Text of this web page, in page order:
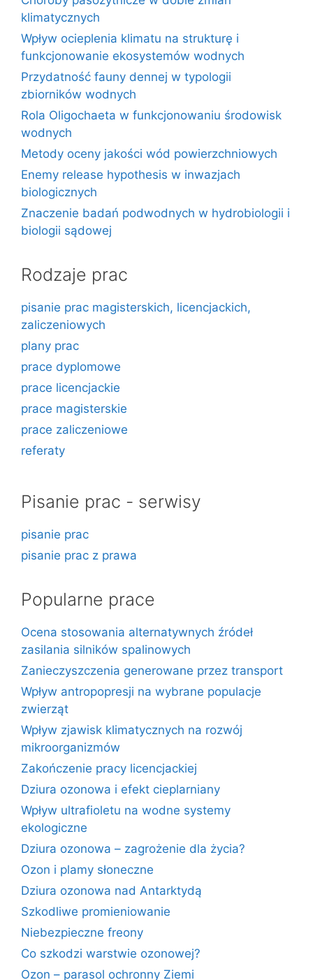
klimatycznych
Wpływ ocieplenia klimatu na strukturę i
funkcjonowanie ekosystemów wodnych
Przydatność fauny dennej w typologii
zbiorników wodnych
Rola Oligochaeta w funkcjonowaniu środowisk
wodnych
Metody oceny jakości wód powierzchniowych
Enemy release hypothesis w inwazjach
biologicznych
Znaczenie badań podwodnych w hydrobiologii i
biologii sądowej
Rodzaje prac
pisanie prac magisterskich, licencjackich,
zaliczeniowych
plany prac
prace dyplomowe
prace licencjackie
prace magisterskie
prace zaliczeniowe
referaty
Pisanie prac - serwisy
pisanie prac
pisanie prac z prawa
Popularne prace
Ocena stosowania alternatywnych źródeł
zasilania silników spalinowych
Zanieczyszczenia generowane przez transport
Wpływ antropopresji na wybrane populacje
zwierząt
Wpływ zjawisk klimatycznych na rozwój
mikroorganizmów
Zakończenie pracy licencjackiej
Dziura ozonowa i efekt cieplarniany
Wpływ ultrafioletu na wodne systemy
ekologiczne
Dziura ozonowa – zagrożenie dla życia?
Ozon i plamy słoneczne
Dziura ozonowa nad Antarktydą
Szkodliwe promieniowanie
Niebezpieczne freony
Co szkodzi warstwie ozonowej?
Ozon – parasol ochronny Ziemi